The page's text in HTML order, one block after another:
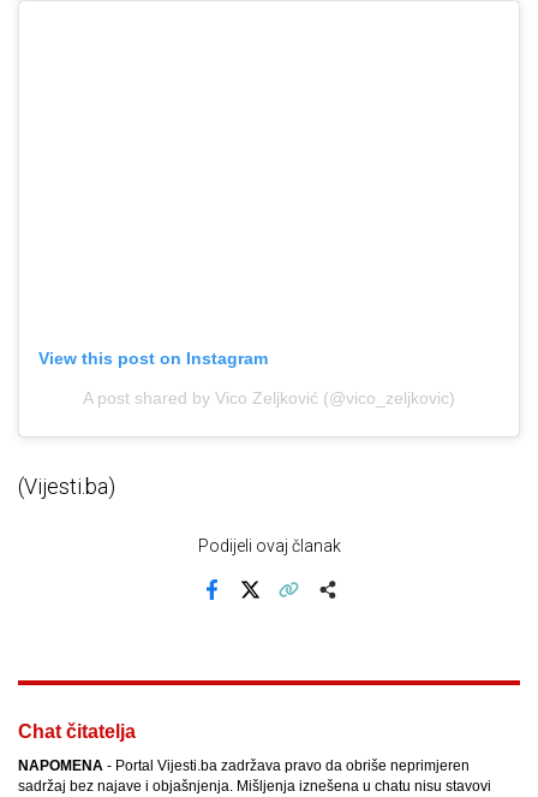
View this post on Instagram
A post shared by Vico Zeljković (@vico_zeljkovic)
(Vijesti.ba)
Podijeli ovaj članak
Facebook
Chat čitatelja
NAPOMENA - Portal Vijesti.ba zadržava pravo da obriše neprimjeren
sadržaj bez najave i objašnjenja. Mišljenja iznešena u chatu nisu stavovi